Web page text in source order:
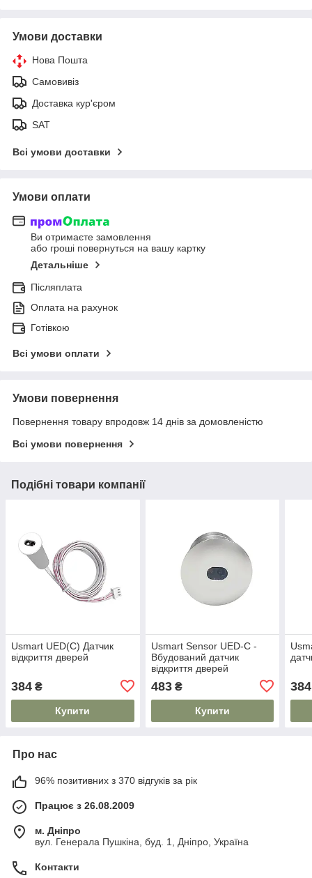
Умови доставки
Нова Пошта
Самовивіз
Доставка кур'єром
SAT
Всі умови доставки
Умови оплати
Ви отримаєте замовлення
або гроші повернуться на вашу картку
Детальніше
Післяплата
Оплата на рахунок
Готівкою
Всі умови оплати
Умови повернення
Повернення товару впродовж 14 днів за домовленістю
Всі умови повернення
Подібні товари компанії
Usmart UED(C) Датчик
відкриття дверей
384 ₴
Купити
Usmart Sensor UED-C -
Вбудований датчик
відкриття дверей
483₴
Купити
384
Про нас
96% позитивних з 370 відгуків за рік
Працює з 26.08.2009
м. Дніпро
вул. Генерала Пушкіна, буд. 1, Дніпро, Україна
Контакти